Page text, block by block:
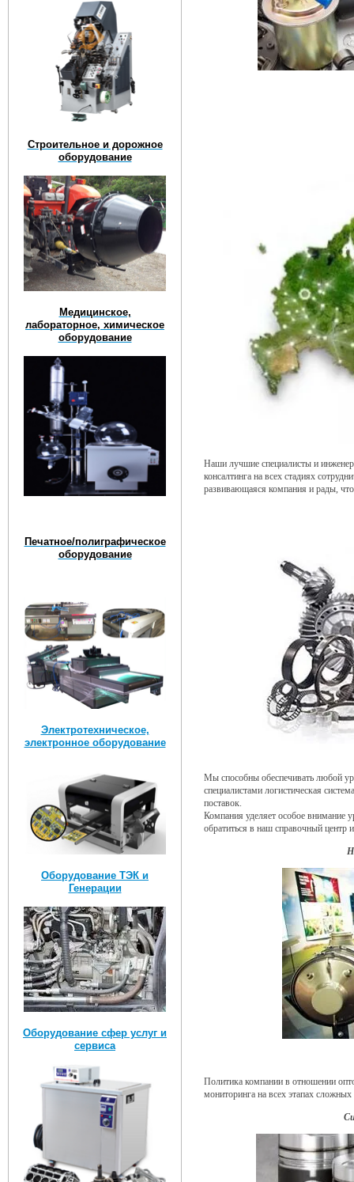
Строительное и дорожное
оборудование
Медицинское,
лабораторное, химическое
оборудование
Печатное/полиграфическое
оборудование
Электротехническое,
электронное оборудование
Оборудование ТЭК и
Генерации
Оборудование сфер услуг и
сервиса
Наши лучшие специалисты и
консалтинга на всех стадиях
развивающаяся компания и рады,
Мы способны обеспечивать любой
специалистами логистическая
поставок.
Компания уделяет особое внимание
обратиться в наш справочный центр
Политика компании в отношении
мониторинга на всех этапах